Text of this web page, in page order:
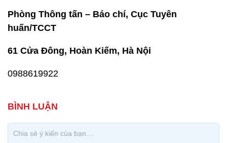
Phòng Thông tấn – Báo chí, Cục Tuyên
huấn/TCCT
61 Cửa Đông, Hoàn Kiếm, Hà Nội
0988619922